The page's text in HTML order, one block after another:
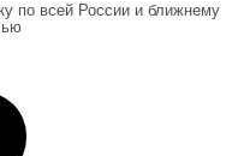
по всей России и ближнему